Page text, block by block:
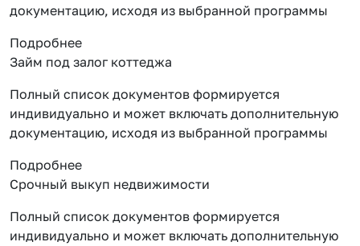
документацию, исходя из выбранной программы
Подробнее
Займ под залог коттеджа
Полный список документов формируется
индивидуально и может включать дополнительную
документацию, исходя из выбранной программы
Подробнее
Срочный выкуп недвижимости
Полный список документов формируется
индивидуально и может включать дополнительную